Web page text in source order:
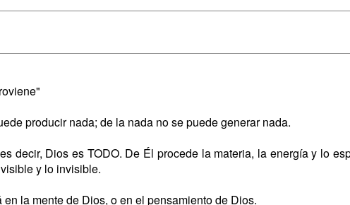
producir nada; de la nada no se puede generar nada.
decir, Dios es TODO. De Él procede la materia, la energía y lo
y lo invisible.
la mente de Dios, o en el pensamiento de Dios.